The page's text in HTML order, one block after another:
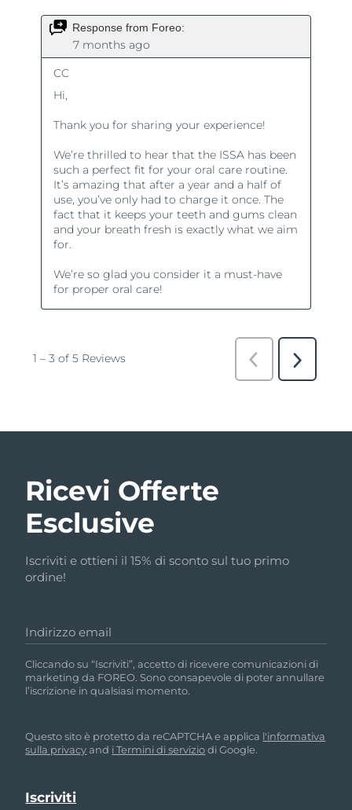
Ricevi Offerte
Esclusive
Iscriviti e ottieni il 15% di sconto sul tuo primo
ordine!
Indirizzo email
Cliccando su “Iscriviti”, accetto di ricevere comunicazioni di
marketing da FOREO. Sono consapevole di poter annullare
l’iscrizione in qualsiasi momento.
Questo sito è protetto da reCAPTCHA e applica l'informativa
sulla privacyand i Termini di serviziodi Google.